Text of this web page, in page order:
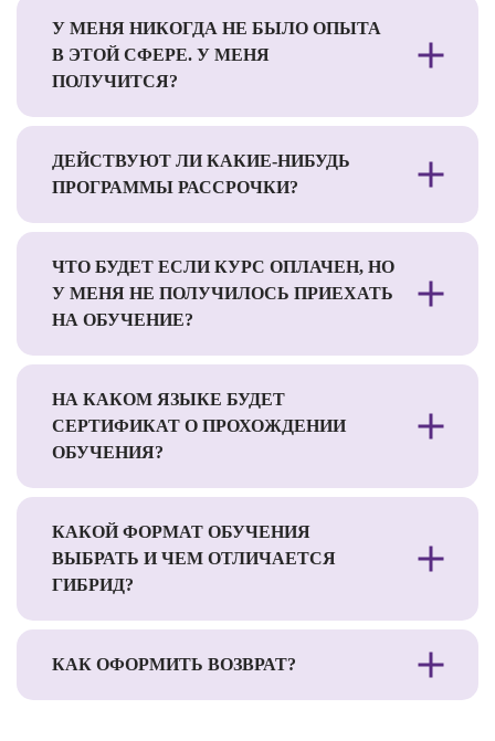
У МЕНЯ НИКОГДА НЕ БЫЛО ОПЫТА
В ЭТОЙ СФЕРЕ. У МЕНЯ
ПОЛУЧИТСЯ?
ДЕЙСТВУЮТ ЛИ КАКИЕ-НИБУДЬ
ПРОГРАММЫ РАССРОЧКИ?
ЧТО БУДЕТ ЕСЛИ КУРС ОПЛАЧЕН, НО
У МЕНЯ НЕ ПОЛУЧИЛОСЬ ПРИЕХАТЬ
НА ОБУЧЕНИЕ?
НА КАКОМ ЯЗЫКЕ БУДЕТ
СЕРТИФИКАТ О ПРОХОЖДЕНИИ
ОБУЧЕНИЯ?
КАКОЙ ФОРМАТ ОБУЧЕНИЯ
ВЫБРАТЬ И ЧЕМ ОТЛИЧАЕТСЯ
ГИБРИД?
КАК ОФОРМИТЬ ВОЗВРАТ?